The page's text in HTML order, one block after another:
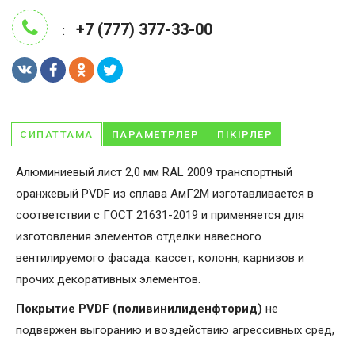
: +7 (777) 377-33-00
СИПАТТАМА ПАРАМЕТРЛЕР ПІКІРЛЕР
Алюминиевый лист 2,0 мм RAL 2009 транспортный
оранжевый PVDF из сплава АмГ2М изготавливается в
соответствии с ГОСТ 21631-2019 и применяется для
изготовления элементов отделки навесного
вентилируемого фасада: кассет, колонн, карнизов и
прочих декоративных элементов.
Покрытие PVDF (поливинилиденфторид) не
подвержен выгоранию и воздействию агрессивных сред,